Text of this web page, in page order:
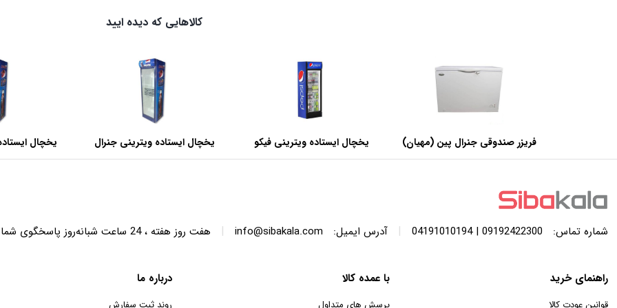
کالاهایی که دیده ایید
فریزر صندوقی جنرال پین (مهیان)
با ظرفیت 440 لیتر
یخچال ایستاده ویترینی فیکو
عرض 60 سانتی متر
یخچال ایستاده ویترینی جنرال
عرض 60 سانتی متر
یخچال
عرض 70 سانتی متر
شماره تماس: 09192422300 | 04191010194
| آدرس ایمیل: info@sibakala.com
| هفت روز هفته ، 24 ساعت شبانه‌روز پاسخگوی شما هستیم.
راهنمای خرید با عمده کالا درباره ما